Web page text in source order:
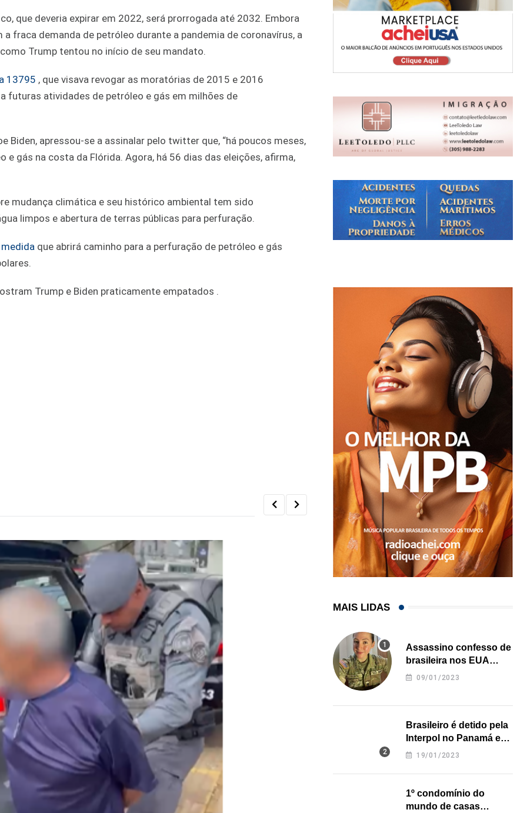
que deveria expirar em 2022, será prorrogada até 2032. Embora
fraca demanda de petróleo durante a pandemia de coronavírus, a
Trump tentou no início de seu mandato.
13795 , que visava revogar as moratórias de 2015 e 2016
futuras atividades de petróleo e gás em milhões de
Biden, apressou-se a assinalar pelo twitter que, “há poucos meses,
gás na costa da Flórida. Agora, há 56 dias das eleições, afirma,
mudança climática e seu histórico ambiental tem sido
limpos e abertura de terras públicas para perfuração.
que abrirá caminho para a perfuração de petróleo e gás
Trump e Biden praticamente empatados .
MAIS LIDAS
Assassino confesso de
brasileira nos EUA
revela onde deixou o
09/01/2023
Brasileiro é detido pela
Interpol no Panamá e
pode pegar prisão
19/01/2023
1º condomínio do
mundo de casas